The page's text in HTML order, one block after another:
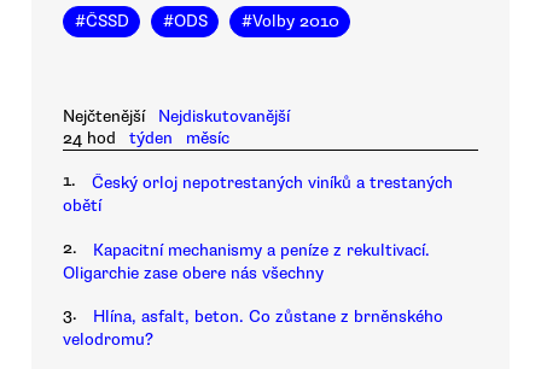
#ČSSD #ODS #Volby 2010
Nejčtenější
Nejdiskutovanější
24 hod
týden měsíc
1.
Český orloj nepotrestaných viníků a trestaných
obětí
2.
Kapacitní mechanismy a peníze z rekultivací.
Oligarchie zase obere nás všechny
3.
Hlína, asfalt, beton. Co zůstane z brněnského
velodromu?